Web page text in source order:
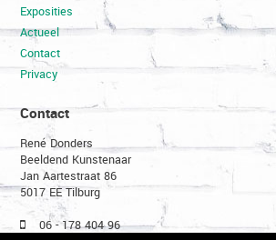
Exposities
Actueel
Contact
Privacy
Contact
René Donders
Beeldend Kunstenaar
Jan Aartestraat 86
5017 EE Tilburg
06 - 178 404 96